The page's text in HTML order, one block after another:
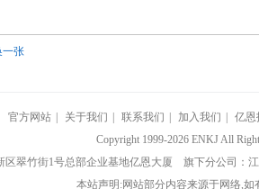
一张
官方网站 关于我们 联系我们 加入我们 亿恩
Copyright 1999-2026 ENKJ All
区翠竹街1号总部企业基地亿恩大厦 旗下分公司：
本站声明:网站部分内容来源于网络,